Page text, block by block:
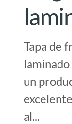
Tapa de
un
al...